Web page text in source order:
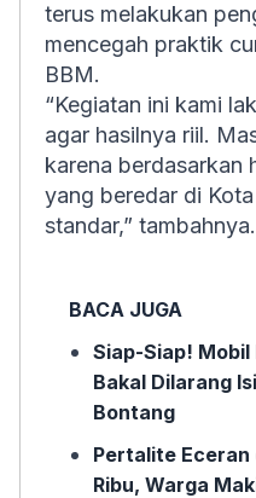
terus melakukan
mencegah praktik
BBM.
“Kegiatan ini kami
agar hasilnya riil.
karena berdasarkan
yang beredar di
standar,” tambahnya.
BACA JUGA
Siap-Siap!
Bakal Dilarang
Bontang
Pertalite Eceran
Ribu, Warga